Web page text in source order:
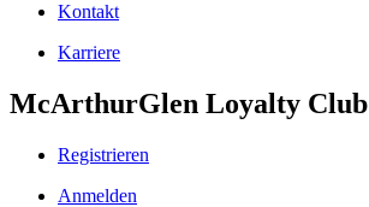
Kontakt
Karriere
McArthurGlen Loyalty Club
Registrieren
Anmelden